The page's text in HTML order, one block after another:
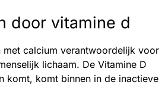
door vitamine d
met calcium verantwoordelijk voor
lichaam. De Vitamine D
komt, komt binnen in de inactieve